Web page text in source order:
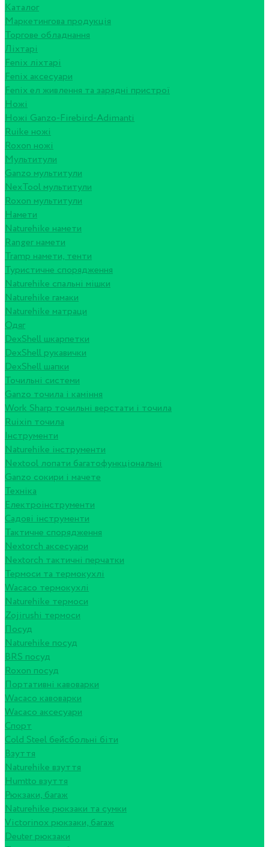
Каталог
Маркетингова продукція
Торгове обладнання
Ліхтарі
Fenix ліхтарі
Fenix аксесуари
Fenix ел живлення та зарядні пристрої
Ножі
Ножі Ganzo-Firebird-Adimanti
Ruike ножі
Roxon ножi
Мультитули
Ganzo мультитули
NexTool мультитули
Roxon мультитули
Намети
Naturehike намети
Ranger намети
Tramp намети, тенти
Туристичне спорядження
Naturehike спальні мішки
Naturehike гамаки
Naturehike матраци
Одяг
DexShell шкарпетки
DexShell рукавички
DexShell шапки
Точильні системи
Ganzo точила і каміння
Work Sharp точильні верстати і точила
Ruixin точила
Інструменти
Naturehike інструменти
Nextool лопати багатофункціональні
Ganzo сокири і мачете
Техніка
Електроінструменти
Садові інструменти
Тактичне спорядження
Nextorch аксесуари
Nextorch тактичні перчатки
Термоси та термокухлі
Wacaco термокухлі
Naturehike термоси
Zojirushi термоси
Посуд
Naturehike посуд
BRS посуд
Roxon посуд
Портативні кавоварки
Wacaco кавоварки
Wacaco аксесуари
Спорт
Cold Steel бейсбольні біти
Взуття
Naturehike взуття
Humtto взуття
Рюкзаки, багаж
Naturehike рюкзаки та сумки
Victorinox рюкзаки, багаж
Deuter рюкзаки